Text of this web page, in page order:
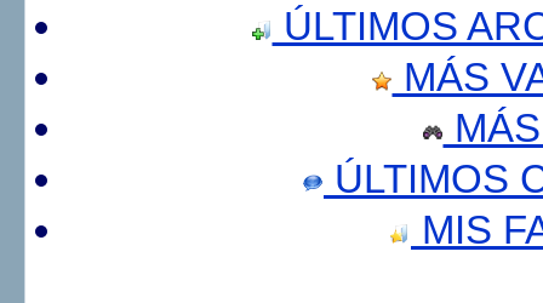
ÚLTIMOS
MÁS
ÚLTIMOS
MIS